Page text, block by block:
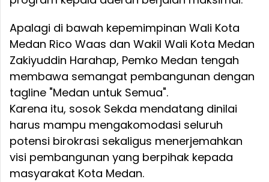
Apalagi di bawah kepemimpinan Wali Kota
Medan Rico Waas dan Wakil Wali Kota Medan
Zakiyuddin Harahap, Pemko Medan tengah
membawa semangat pembangunan dengan
tagline "Medan untuk Semua".
Karena itu, sosok Sekda mendatang dinilai
harus mampu mengakomodasi seluruh
potensi birokrasi sekaligus menerjemahkan
visi pembangunan yang berpihak kepada
masyarakat Kota Medan.